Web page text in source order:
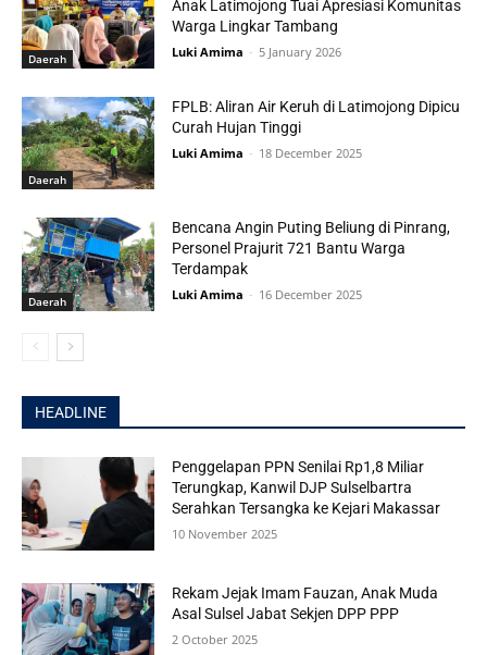
Daerah
Anak Latimojong Tuai Apresiasi Komunitas
Warga Lingkar Tambang
Luki Amima - 5 January 2026
Daerah
FPLB: Aliran Air Keruh di Latimojong Dipicu
Curah Hujan Tinggi
Luki Amima - 18 December 2025
Daerah
Bencana Angin Puting Beliung di Pinrang,
Personel Prajurit 721 Bantu Warga
Terdampak
Luki Amima - 16 December 2025
HEADLINE
Penggelapan PPN Senilai Rp1,8 Miliar
Terungkap, Kanwil DJP Sulselbartra
Serahkan Tersangka ke Kejari Makassar
10 November 2025
Rekam Jejak Imam Fauzan, Anak Muda
Asal Sulsel Jabat Sekjen DPP PPP
2 October 2025